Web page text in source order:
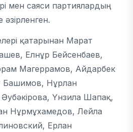
мен саяси партиялардың
әзірленген.
қатарынан Марат
Елнұр Бейсенбаев,
Магеррамов, Айдарбек
Башимов, Нұрлан
Үнзила Шапақ,
Нұрмұхамедов, Лейла
Ерлан